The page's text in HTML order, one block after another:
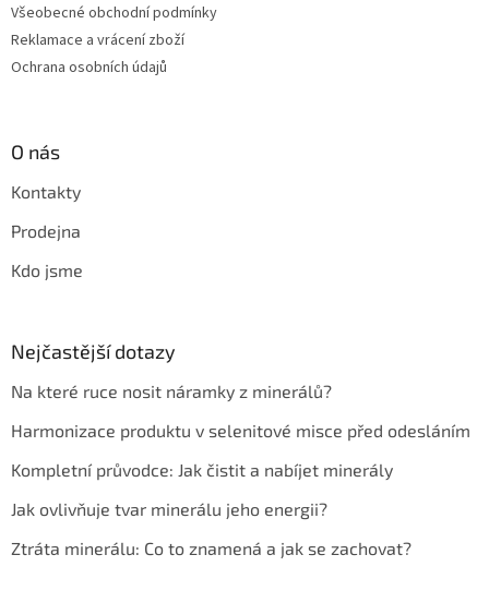
Všeobecné obchodní podmínky
Reklamace a vrácení zboží
Ochrana osobních údajů
O nás
Kontakty
Prodejna
Kdo jsme
Nejčastější dotazy
Na které ruce nosit náramky z minerálů?
Harmonizace produktu v selenitové misce před odesláním
Kompletní průvodce: Jak čistit a nabíjet minerály
Jak ovlivňuje tvar minerálu jeho energii?
Ztráta minerálu: Co to znamená a jak se zachovat?